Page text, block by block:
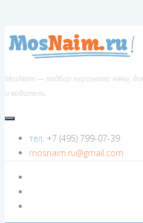
MosNaim — подбор персонала: няни,
и водители.
тел. +7 (495) 799-07-39
mosnaim.ru@gmail.com